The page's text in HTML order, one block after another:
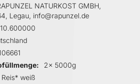
NATURKOST GMBH,
Legau, info@rapunzel.de
10.600000
2x 5000g
Reis* weiß